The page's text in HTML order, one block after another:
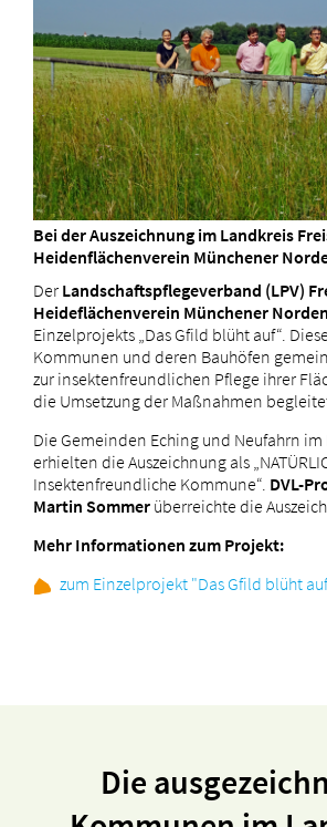
Bei der Auszeichnung im Landkreis
Heidenflächenverein Münchener
Der Landschaftspflegeverband (LPV)
Heideflächenverein Münchener Norden
Einzelprojekts „Das Gfild blüht auf“.
Kommunen und deren Bauhöfen
zur insektenfreundlichen Pflege ihrer
die Umsetzung der Maßnahmen
Die Gemeinden Eching und Neufahrn
erhielten die Auszeichnung als
Insektenfreundliche Kommune“. DVL-
Martin Sommer überreichte die
Mehr Informationen zum Projekt:
zum Einzelprojekt "Das Gfild blüht
Die